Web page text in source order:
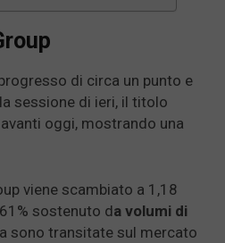
di circa un punto e
sessione di ieri, il titolo
oggi, mostrando una
viene scambiato a 1,18
sostenuto da volumi di
sono transitate sul mercato